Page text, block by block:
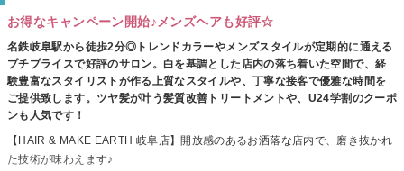
お得なキャンペーン開始♪メンズヘアも好評☆
名鉄岐阜駅から徒歩2分◎トレンドカラーやメンズスタイルが定期的に通える
プチプライスで好評のサロン。白を基調とした店内の落ち着いた空間で、経
験豊富なスタイリストが作る上質なスタイルや、丁寧な接客で優雅な時間を
ご提供致します。ツヤ髪が叶う髪質改善トリートメントや、U24学割のクーポ
ンも人気です！
【HAIR & MAKE EARTH 岐阜店】開放感のあるお洒落な店内で、磨き抜かれ
た技術が味わえます♪